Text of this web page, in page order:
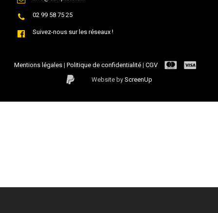
02 99 58 75 25
Suivez-nous sur les réseaux !
Mentions légales|Politique de confidentialité|CGV
Website byScreenUp